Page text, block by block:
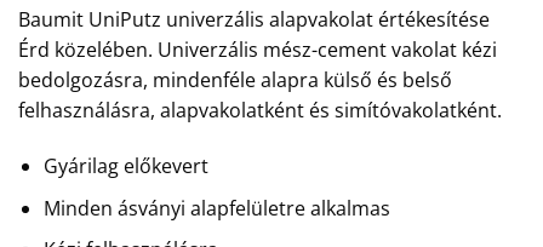
Baumit UniPutz univerzális alapvakolat értékesítése
Érd közelében. Univerzális mész-cement vakolat kézi
bedolgozásra, mindenféle alapra külső és belső
felhasználásra, alapvakolatként és simítóvakolatként.
Gyárilag előkevert
Minden ásványi alapfelületre alkalmas